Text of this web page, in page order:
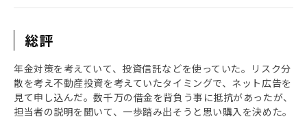
総評
年金対策を考えていて、投資信託などを使っていた。リスク分
散を考え不動産投資を考えていたタイミングで、ネット広告を
見て申し込んだ。数千万の借金を背負う事に抵抗があったが、
担当者の説明を聞いて、一歩踏み出そうと思い購入を決めた。